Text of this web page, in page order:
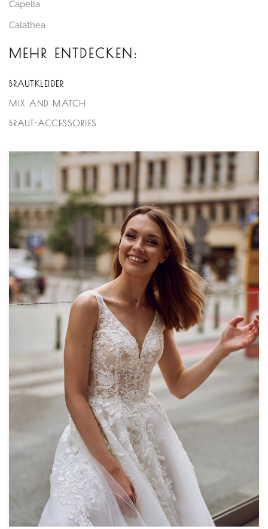
Capella
Calathea
MEHR ENTDECKEN:
BRAUTKLEIDER
MIX AND MATCH
BRAUT-ACCESSORIES